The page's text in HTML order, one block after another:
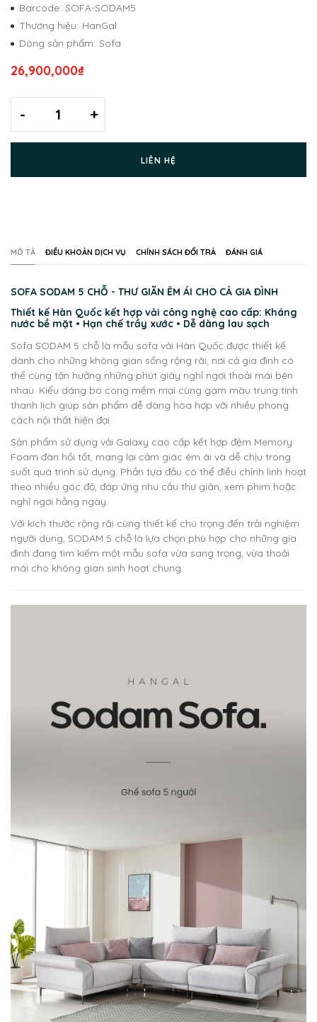
Barcode: SOFA-SODAM5
Thương hiệu: HanGal
Dòng sản phẩm: Sofa
26,900,000₫
LIÊN HỆ
MÔ TẢ ĐIỀU KHOẢN DỊCH VỤ CHÍNH SÁCH ĐỔI TRẢ ĐÁNH GIÁ
SOFA SODAM 5 CHỖ - THƯ GIÃN ÊM ÁI CHO CẢ GIA ĐÌNH
Thiết kế Hàn Quốc kết hợp vải công nghệ cao cấp: Kháng
nước bề mặt • Hạn chế trầy xước • Dễ dàng lau sạch
Sofa SODAM 5 chỗ là mẫu sofa vải Hàn Quốc được thiết kế
dành cho những không gian sống rộng rãi, nơi cả gia đình có
thể cùng tận hưởng những phút giây nghỉ ngơi thoải mái bên
nhau. Kiểu dáng bo cong mềm mại cùng gam màu trung tính
thanh lịch giúp sản phẩm dễ dàng hòa hợp với nhiều phong
cách nội thất hiện đại.
Sản phẩm sử dụng vải Galaxy cao cấp kết hợp đệm Memory
Foam đàn hồi tốt, mang lại cảm giác êm ái và dễ chịu trong
suốt quá trình sử dụng. Phần tựa đầu có thể điều chỉnh linh hoạt
theo nhiều góc độ, đáp ứng nhu cầu thư giãn, xem phim hoặc
nghỉ ngơi hằng ngày.
Với kích thước rộng rãi cùng thiết kế chú trọng đến trải nghiệm
người dùng, SODAM 5 chỗ là lựa chọn phù hợp cho những gia
đình đang tìm kiếm một mẫu sofa vừa sang trọng, vừa thoải
mái cho không gian sinh hoạt chung.